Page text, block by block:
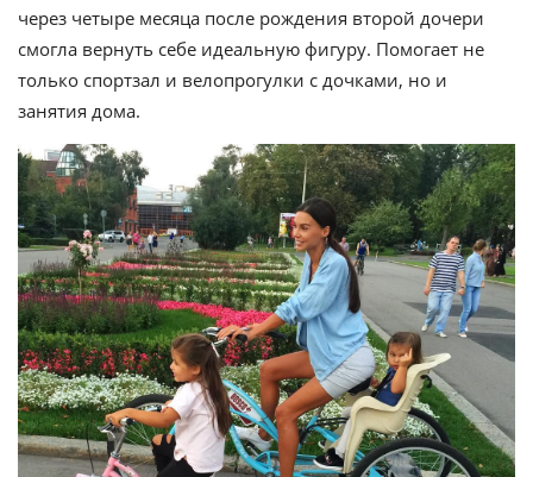
через четыре месяца после рождения второй дочери
смогла вернуть себе идеальную фигуру. Помогает не
только спортзал и велопрогулки с дочками, но и
занятия дома.